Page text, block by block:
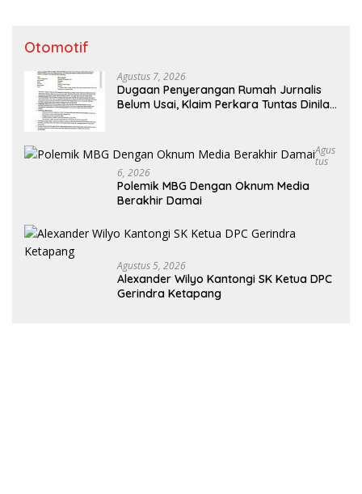
Otomotif
Agustus 7, 2026
Dugaan Penyerangan Rumah Jurnalis
Belum Usai, Klaim Perkara Tuntas Dinilai
Agus
Tus
6, 2026
Polemik MBG Dengan Oknum Media
Berakhir Damai
Agustus 5, 2026
Alexander Wilyo Kantongi SK Ketua DPC
Gerindra Ketapang